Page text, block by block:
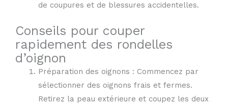
de coupures et de blessures accidentelles.
Conseils pour couper
rapidement des rondelles
d’oignon
Préparation des oignons : Commencez par
sélectionner des oignons frais et fermes.
Retirez la peau extérieure et coupez les deux